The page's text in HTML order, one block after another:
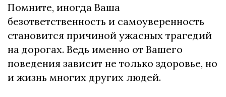
Помните, иногда Ваша
безответственность и самоуверенность
становится причиной ужасных трагедий
на дорогах. Ведь именно от Вашего
поведения зависит не только здоровье, но
и жизнь многих других людей.